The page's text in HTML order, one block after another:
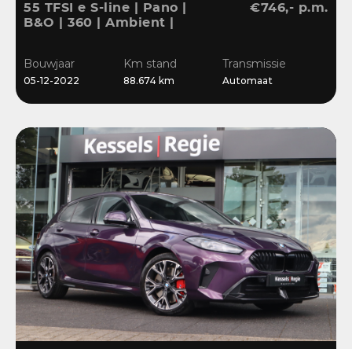
55 TFSI e S-line | Pano |
B&O | 360 | Ambient |
€746,- p.m.
Bouwjaar
05-12-2022
Km stand
88.674 km
Transmissie
Automaat